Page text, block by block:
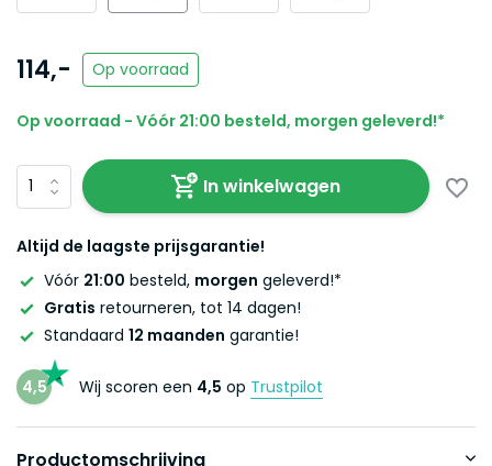
114,- Op voorraad
Op voorraad - Vóór 21:00 besteld, morgen geleverd!*
In winkelwagen
Altijd de laagste prijsgarantie!
Vóór 21:00 besteld, morgen geleverd!*
Gratis retourneren, tot 14 dagen!
Standaard 12 maanden garantie!
4,5 Wij scoren een 4,5 op Trustpilot
Productomschrijving